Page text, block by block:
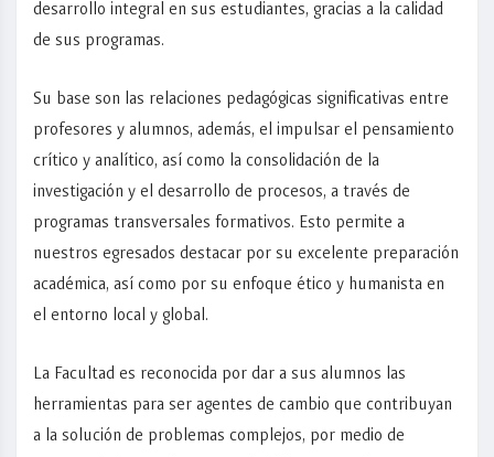
desarrollo integral en sus estudiantes, gracias a la calidad
de sus programas.
Su base son las relaciones pedagógicas significativas entre
profesores y alumnos, además, el impulsar el pensamiento
crítico y analítico, así como la consolidación de la
investigación y el desarrollo de procesos, a través de
programas transversales formativos. Esto permite a
nuestros egresados destacar por su excelente preparación
académica, así como por su enfoque ético y humanista en
el entorno local y global.
La Facultad es reconocida por dar a sus alumnos las
herramientas para ser agentes de cambio que contribuyan
a la solución de problemas complejos, por medio de